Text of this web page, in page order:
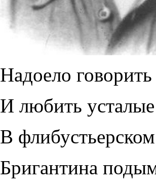
Надоело
И любить усталые
В
Бригантина